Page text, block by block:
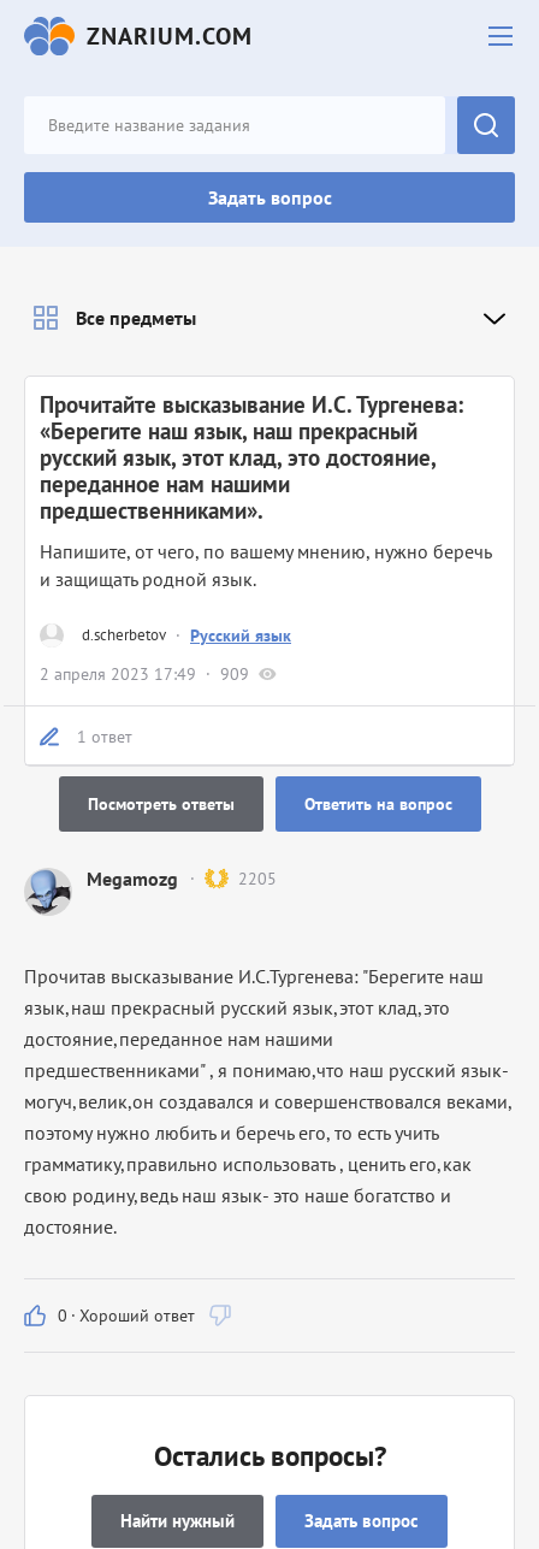
ZNARIUM.COM
Задать вопрос
d.scherbetov · Русский язык
2 апреля 2023 17:49
909
Прочитайте высказывание И.С. Тургенева:
«Берегите наш язык, наш прекрасный
русский язык, этот клад, это достояние,
переданное нам нашими
предшественниками».
Напишите, от чего, по вашему мнению, нужно беречь
и защищать родной язык.
1 ответ
Посмотреть ответы Ответить на вопрос
Megamozg 2205
Прочитав высказывание И.С.Тургенева: "Берегите наш
язык,наш прекрасный русский язык,этот клад,это
достояние,переданное нам нашими
предшественниками" , я понимаю,что наш русский язык-
могуч,велик,он создавался и совершенствовался веками,
поэтому нужно любить и беречь его, то есть учить
грамматику,правильно использовать , ценить его,как
свою родину,ведь наш язык- это наше богатство и
достояние.
0 · Хороший ответ
Остались вопросы?
Найти нужный Задать вопрос
Все предметы